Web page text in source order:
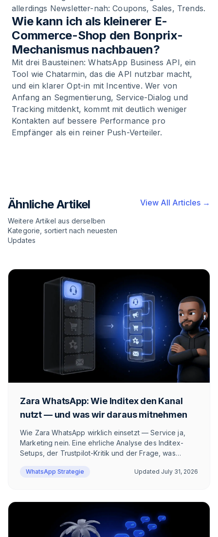
allerdings Newsletter-nah: Coupons, Sales, Trends.
Wie kann ich als kleinerer E-
Commerce-Shop den Bonprix-
Mechanismus nachbauen?
Mit drei Bausteinen: WhatsApp Business API, ein
Tool wie Chatarmin, das die API nutzbar macht,
und ein klarer Opt-in mit Incentive. Wer von
Anfang an Segmentierung, Service-Dialog und
Tracking mitdenkt, kommt mit deutlich weniger
Kontakten auf bessere Performance pro
Empfänger als ein reiner Push-Verteiler.
Ähnliche Artikel
Weitere Artikel aus derselben
Kategorie, sortiert nach neuesten
Updates
View All Articles →
Zara WhatsApp: Wie Inditex den Kanal
nutzt — und was wir daraus mitnehmen
Wie Zara WhatsApp wirklich einsetzt — Service ja,
Marketing nein. Eine ehrliche Analyse des Inditex-
Setups, der Trustpilot-Kritik und der Frage, was
WhatsApp Strategie Updated July 31, 2026